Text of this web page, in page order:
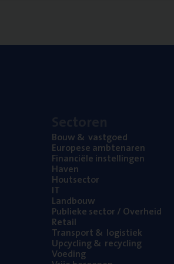
Bouw& vastgoed
Euro­pe­se ambtenaren
Finan­ci­ë­le instellingen
Haven
Hout­sec­tor
IT
Land­bouw
Publie­ke sec­tor / Overheid
Retail
Trans­port& logistiek
Upcy­cling& recycling
Voe­ding